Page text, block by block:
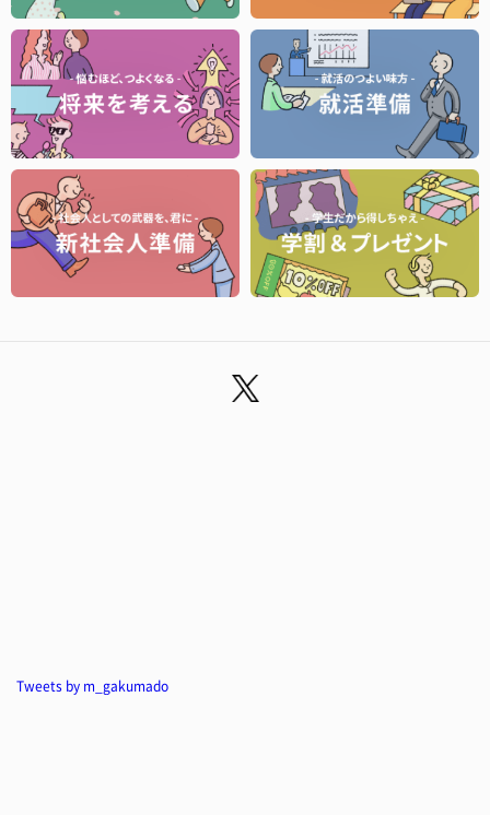
Tweets by m_gakumado